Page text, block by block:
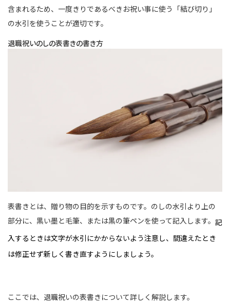
含まれるため、一度きりであるべきお祝い事に使う「結び切り」
の水引を使うことが適切です。
退職祝いのしの表書きの書き方
表書きとは、贈り物の目的を示すものです。のしの水引より上の
部分に、黒い墨と毛筆、または黒の筆ペンを使って記入します。 記
入するときは文字が水引にかからないよう注意し、間違えたとき
は修正せず新しく書き直すようにしましょう。
ここでは、退職祝いの表書きについて詳しく解説します。